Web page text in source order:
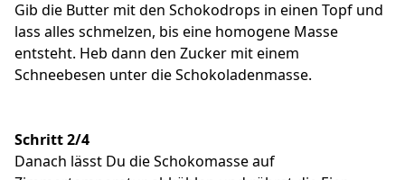
Gib die Butter mit den Schokodrops in einen Topf und
lass alles schmelzen, bis eine homogene Masse
entsteht. Heb dann den Zucker mit einem
Schneebesen unter die Schokoladenmasse.
Schritt 2/4
Danach lässt Du die Schokomasse auf